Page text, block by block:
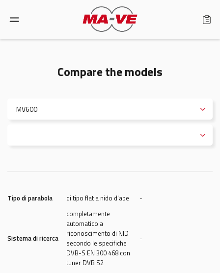
Support
Energy Calculator
Log in
Compare the models
Tipo di parabola di tipo flat a nido d'ape -
Sistema di ricerca
completamente
automatico a
riconoscimento di NID
secondo le specifiche
DVB-S EN 300 468 con
tuner DVB S2
-